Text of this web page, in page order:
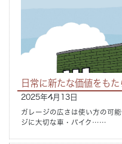
日常に新たな価値をもた
2025年4月13日
ガレージの広さは使い方の可
ジに大切な車・バイク……